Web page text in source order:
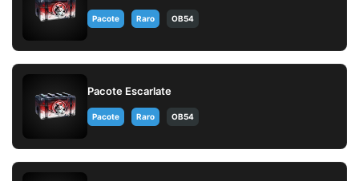
Pacote Raro OB54
Pacote Escarlate
Pacote Raro OB54